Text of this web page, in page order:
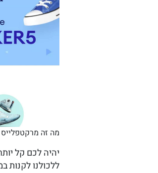
מה זה מרקטפלייס
יהיה לכם קל
ללכולנו לקנות